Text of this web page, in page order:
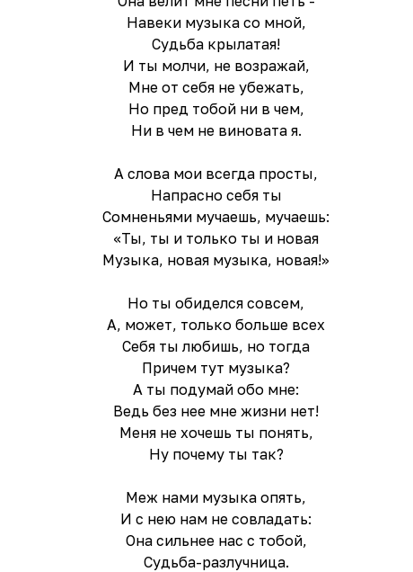
Навеки музыка со мной,
Судьба крылатая!
И ты молчи, не возражай,
Мне от себя не убежать,
Но пред тобой ни в чем,
Ни в чем не виновата я.
А слова мои всегда просты,
Напрасно себя ты
Сомненьями мучаешь, мучаешь:
«Ты, ты и только ты и новая
Музыка, новая музыка, новая!»
Но ты обиделся совсем,
А, может, только больше всех
Себя ты любишь, но тогда
Причем тут музыка?
А ты подумай обо мне:
Ведь без нее мне жизни нет!
Меня не хочешь ты понять,
Ну почему ты так?
Меж нами музыка опять,
И с нею нам не совладать:
Она сильнее нас с тобой,
Судьба-разлучница.